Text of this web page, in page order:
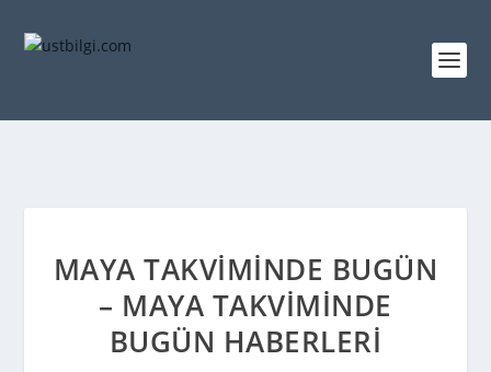
MAYA TAKVIMINDE BUGÜN
– MAYA TAKVIMINDE
BUGÜN HABERLERI